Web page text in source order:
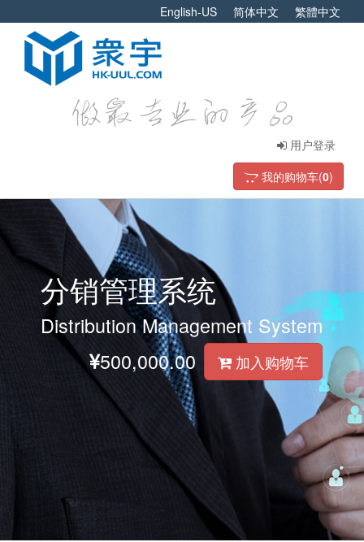
English-US 简体中文 繁體中文
用户登录
我的购物车(0)
分销管理系统
Distribution Management System
500,000.00
加入购物车